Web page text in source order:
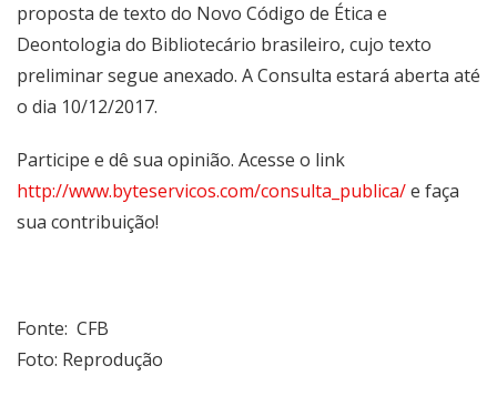
proposta de texto do Novo Código de Ética e
Deontologia do Bibliotecário brasileiro, cujo texto
preliminar segue anexado. A Consulta estará aberta até
o dia 10/12/2017.
Participe e dê sua opinião. Acesse o link
http://www.byteservicos.com/consulta_publica/e faça
sua contribuição!
Fonte: CFB
Foto: Reprodução